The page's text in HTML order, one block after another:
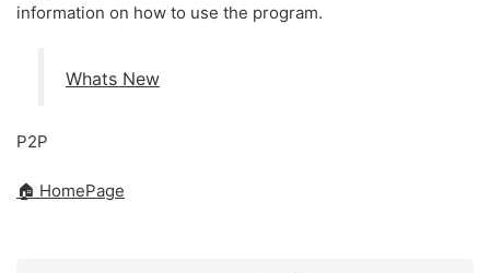
information on how to use the program.
Whats New
P2P
🏠 HomePage